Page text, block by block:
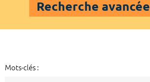
Recherche avancée
Mots-clés :